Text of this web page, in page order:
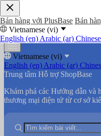
Bán hàng với PlusBase Bán
Vietnamese (vi)
English (en) Arabic (ar)
Vietnamese (vi)
English (en) Arabic (ar)
Trung tâm Hỗ trợ ShopBase
Khám phá các Hướng dẫn và
thương mại điện tử từ cơ sở